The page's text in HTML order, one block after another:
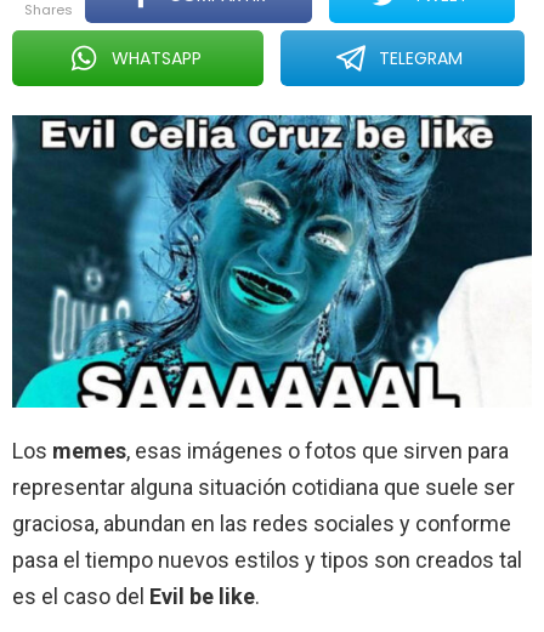
No
conoce
el
‘Evil
be
like’
shares
WHATSAPP TELEGRAM
Los memes, esas imágenes o fotos que sirven para
representar alguna situación cotidiana que suele ser
graciosa, abundan en las redes sociales y conforme
pasa el tiempo nuevos estilos y tipos son creados tal
es el caso del Evil be like.